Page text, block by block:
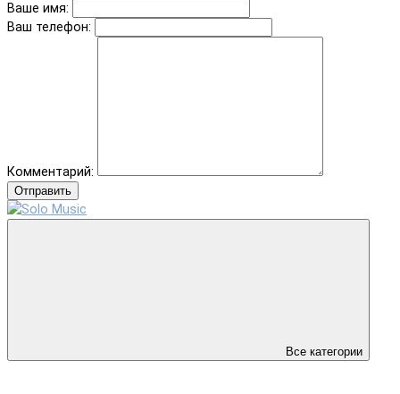
Ваше имя:
Ваш телефон:
Комментарий:
Отправить
Все категории